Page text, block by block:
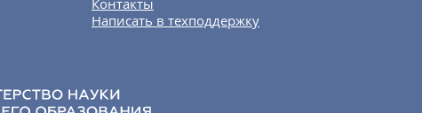
Контакты
Написать в техподдержку